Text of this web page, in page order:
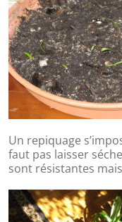
Un repiquage
faut pas laisser
sont résistantes